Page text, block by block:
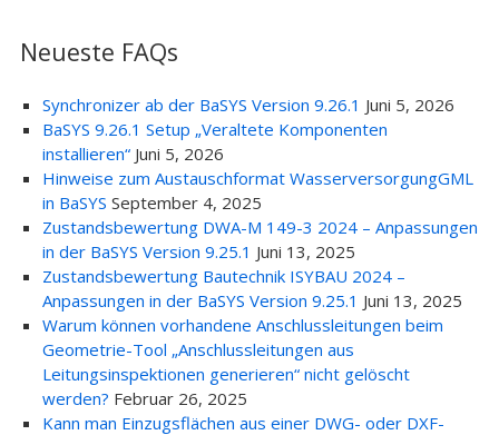
Neueste FAQs
Synchronizer ab der BaSYS Version 9.26.1 Juni 5, 2026
BaSYS 9.26.1 Setup „Veraltete Komponenten
installieren“ Juni 5, 2026
Hinweise zum Austauschformat WasserversorgungGML
in BaSYS September 4, 2025
Zustandsbewertung DWA-M 149-3 2024 – Anpassungen
in der BaSYS Version 9.25.1 Juni 13, 2025
Zustandsbewertung Bautechnik ISYBAU 2024 –
Anpassungen in der BaSYS Version 9.25.1 Juni 13, 2025
Warum können vorhandene Anschlussleitungen beim
Geometrie-Tool „Anschlussleitungen aus
Leitungsinspektionen generieren“ nicht gelöscht
werden? Februar 26, 2025
Kann man Einzugsflächen aus einer DWG- oder DXF-